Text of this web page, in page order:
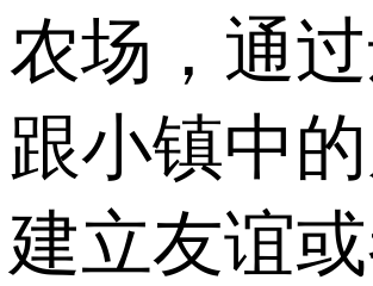
农场，通
跟小镇中
建立友谊